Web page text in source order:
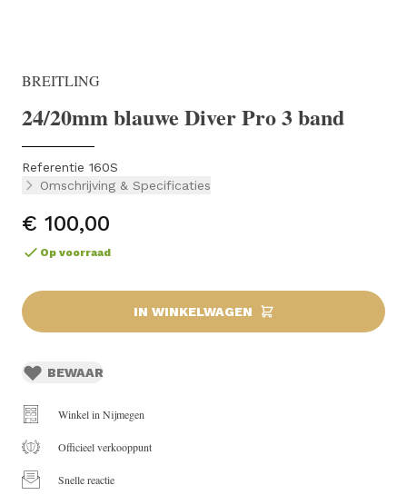
BREITLING
24/20mm blauwe Diver Pro 3 band
Referentie 160S
Omschrijving & Specificaties
€ 100,00
Op voorraad
IN WINKELWAGEN
BEWAAR
Winkel in Nijmegen
Officieel verkooppunt
Snelle reactie